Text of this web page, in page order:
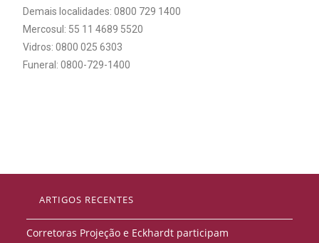
Demais localidades: 0800 729 1400
Mercosul: 55 11 4689 5520
Vidros: 0800 025 6303
Funeral: 0800-729-1400​
ARTIGOS RECENTES
Corretoras Projeção e Eckhardt participam